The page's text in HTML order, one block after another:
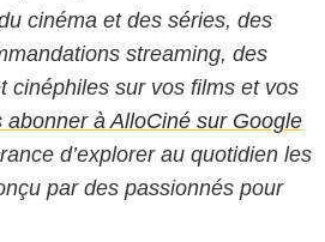
cinéma et des séries, des
streaming, des
cinéphiles sur vos films et vos
abonner à AlloCiné sur Google
d’explorer au quotidien les
par des passionnés pour